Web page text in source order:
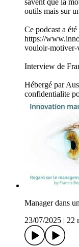
savent que la
outils mais sur
Ce podcast a
https://
vouloir-motiver-
Interview de
Hébergé par
confidentialite
Manager dans
23/07/2025
22